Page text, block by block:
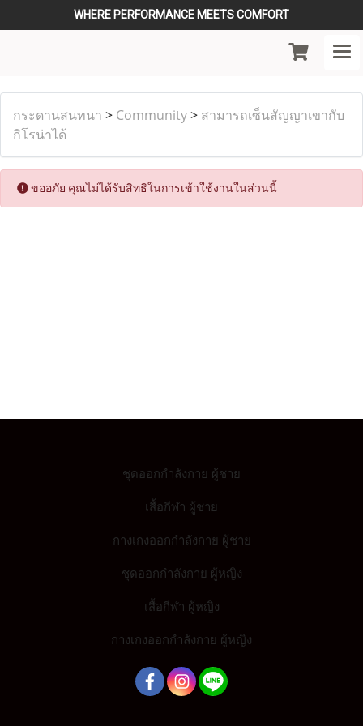
WHERE PERFORMANCE MEETS COMFORT
กระดานสนทนา > Community> สามารถเซ็นสัญญาเขากับ
กิโรน่าได้
ขออภัย คุณไม่ได้รับสิทธิในการเข้าใช้งานในส่วนนี้
ชุดออกกำลังกาย ผู้ชาย
เสื้อกีฬา ผู้ชาย
กางเกงออกกำลังกาย ผู้ชาย
ชุดออกกำลังกาย ผู้หญิง
เสื้อกีฬา ผู้หญิง
กางเกงออกกำลังกาย ผู้หญิง